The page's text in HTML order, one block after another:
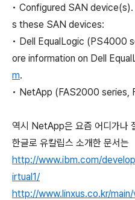
• Configured SAN
s these SAN devices:
• Dell EqualLogic (PS4000
ore information on Dell
m.
• NetApp (FAS2000 series,
역시 NetApp은 요즘 어디가나
한글로 유칼립스 소개한 문서는
http://www.ibm.com/
irtual1/
http://www.linxus.co.kr/